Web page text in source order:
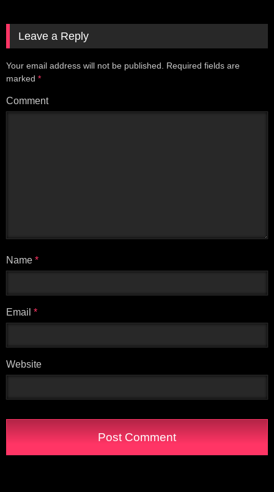
Leave a Reply
Your email address will not be published.
Required fields are
marked *
Comment
Name *
Email *
Website